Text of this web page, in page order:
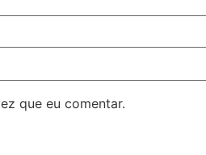
que eu comentar.